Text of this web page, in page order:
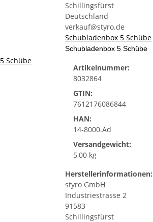
Schillingsfürst
Deutschland
verkauf@styro.de
Schubladenbox 5 Schübe
Schubladenbox 5 Schübe
Artikelnummer:
8032864
GTIN:
7612176086844
HAN:
14-8000.Ad
Versandgewicht:
5,00 kg
Herstellerinformationen:
styro GmbH
Industriestrasse 2
91583
Schillingsfürst